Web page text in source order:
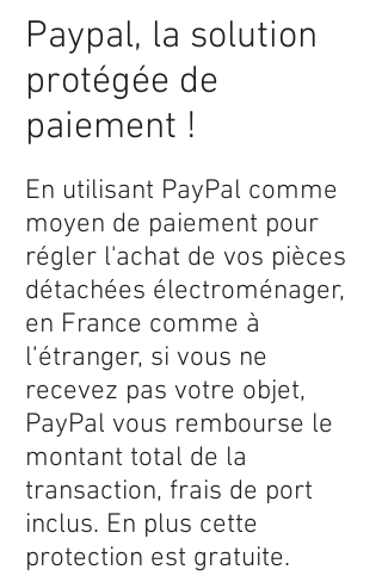
Paypal, la solution
protégée de
paiement !
En utilisant PayPal comme
moyen de paiement pour
régler l'achat de vos pièces
détachées électroménager,
en France comme à
l’étranger, si vous ne
recevez pas votre objet,
PayPal vous rembourse le
montant total de la
transaction, frais de port
inclus. En plus cette
protection est gratuite.